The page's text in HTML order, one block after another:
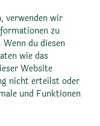
verwenden wir
zu
du diesen
wie das
Website
nicht erteilst oder
und Funktionen
sich vor